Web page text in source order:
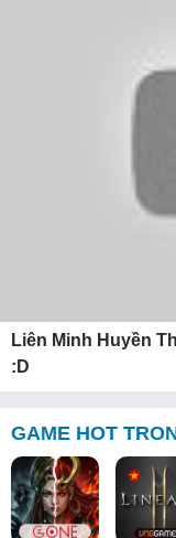
Liên Minh Huyền
:D
GAME HOT